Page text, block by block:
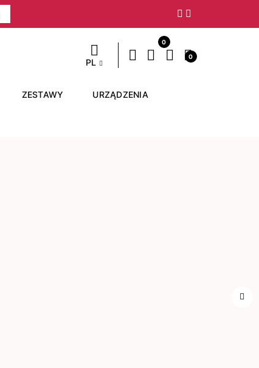
Następny
PL
0
0
ZESTAWY URZĄDZENIA